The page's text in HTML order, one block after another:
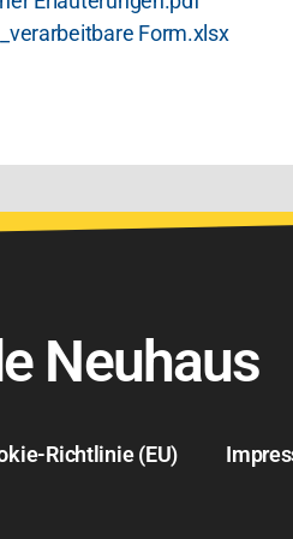
Form.xlsx
Neuhaus
Richtlinie (EU)